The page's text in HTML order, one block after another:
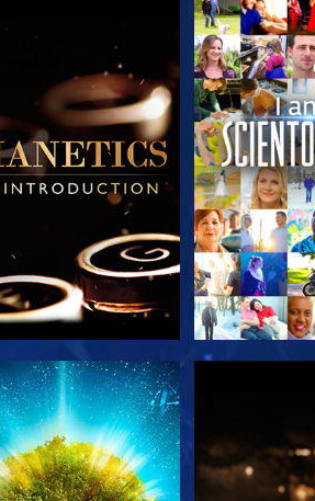
EXPLORE A SÉRIE EXPLORE
VEJA